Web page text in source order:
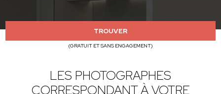
TROUVER
(GRATUIT ET SANS ENGAGEMENT)
LES PHOTOGRAPHES
CORRESPONDANT À VOTRE